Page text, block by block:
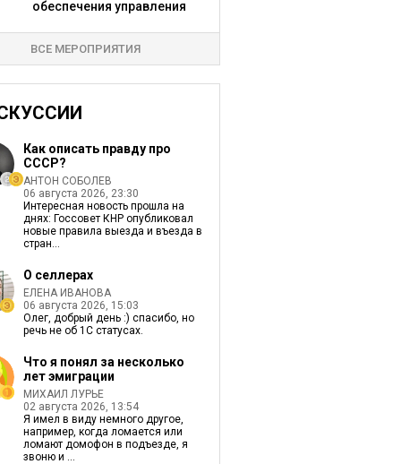
обеспечения управления
ВСЕ МЕРОПРИЯТИЯ
Как описать правду про
СССР?
АНТОН СОБОЛЕВ
06 августа 2026, 23:30
Интересная новость прошла на
днях: Госсовет КНР опубликовал
новые правила выезда и въезда в
стран...
О селлерах
ЕЛЕНА ИВАНОВА
06 августа 2026, 15:03
Олег, добрый день :) спасибо, но
речь не об 1С статусах.
Что я понял за несколько
лет эмиграции
МИХАИЛ ЛУРЬЕ
02 августа 2026, 13:54
Я имел в виду немного другое,
например, когда ломается или
ломают домофон в подъезде, я
звоню и ...